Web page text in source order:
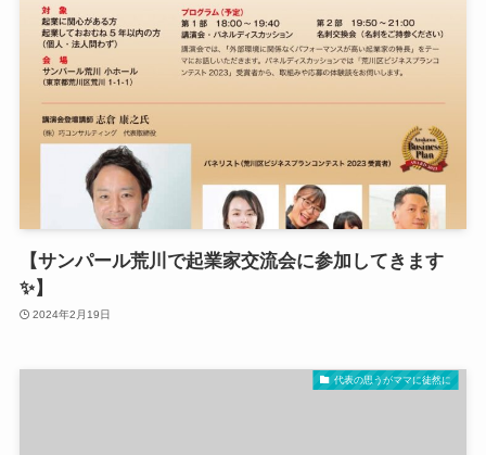
【サンパール荒川で起業家交流会に参加してきます
✨】
2024年2月19日
代表の思うがママに徒然に